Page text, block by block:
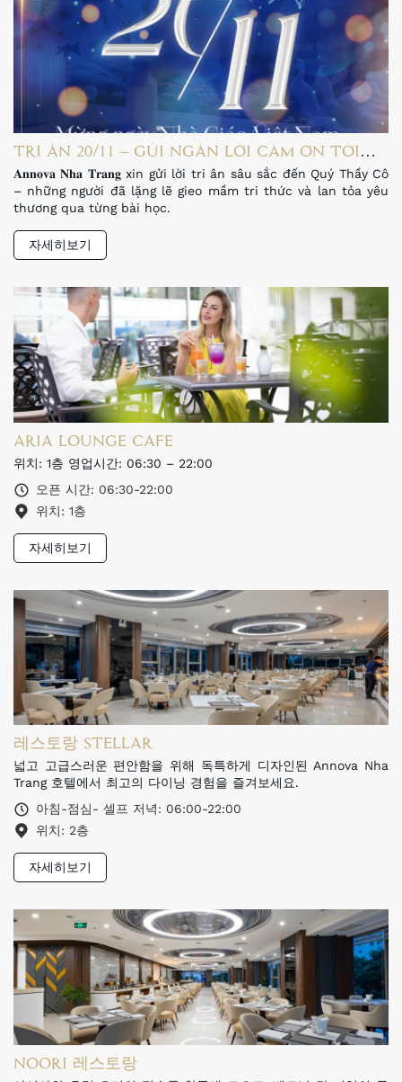
TRI ÂN 20/11 – GỬI NGÀN LỜI CẢM ƠN TỚI
NHỮNG NGƯỜI LÁI ĐÒ THẦM LẶNG
𝐀𝐧𝐧𝐨𝐯𝐚 𝐍𝐡𝐚 𝐓𝐫𝐚𝐧𝐠 xin gửi lời tri ân sâu sắc đến Quý Thầy Cô
– những người đã lặng lẽ gieo mầm tri thức và lan tỏa yêu
thương qua từng bài học.
자세히보기
ARIA LOUNGE CAFE
위치: 1층 영업시간: 06:30 – 22:00
오픈 시간: 06:30-22:00
위치: 1층
자세히보기
레스토랑 STELLAR
넓고 고급스러운 편안함을 위해 독특하게 디자인된 Annova Nha
Trang 호텔에서 최고의 다이닝 경험을 즐겨보세요.
아침-점심- 셀프 저녁: 06:00-22:00
위치: 2층
자세히보기
NOORI 레스토랑